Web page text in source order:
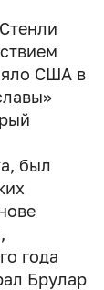
США в
был
года
Брулар